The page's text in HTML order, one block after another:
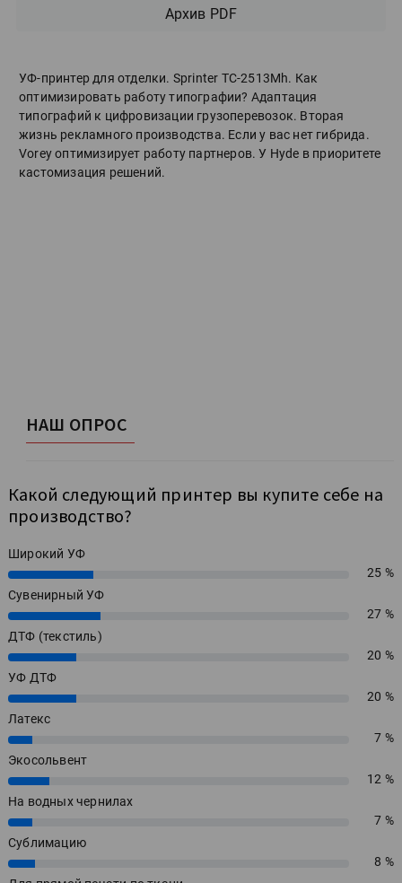
Архив PDF
УФ-принтер для отделки. Sprinter ТС-2513Mh. Как
оптимизировать работу типографии? Адаптация
типографий к цифровизации грузоперевозок. Вторая
жизнь рекламного производства. Если у вас нет гибрида.
Vorey оптимизирует работу партнеров. У Hyde в приоритете
кастомизация решений.
НАШ ОПРОС
Какой следующий принтер вы купите себе на
производство?
Широкий УФ
25%
25 %
Сувенирный УФ
27%
27 %
ДТФ (текстиль)
20%
20 %
УФ ДТФ
20%
20 %
Латекс
7%
7 %
Экосольвент
12%
12 %
На водных чернилах
7%
7 %
Сублимацию
8%
8 %